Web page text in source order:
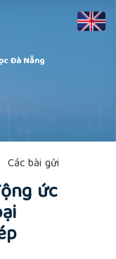
Các bài gửi
ức